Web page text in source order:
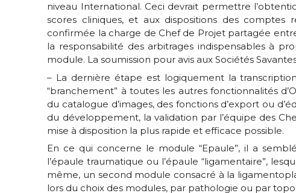
niveau International. Ceci devrait permettre
scores cliniques, et aux dispositions des
confirmée la charge de Chef de Projet partagée
la responsabilité des arbitrages indispensables à
module. La soumission pour avis aux Sociétés
– La dernière étape est logiquement la
“branchement” à toutes les autres fonctionnalités
du catalogue d’images, des fonctions d’export ou
du développement, la validation par l’équipe des
mise à disposition la plus rapide et efficace possible.
En ce qui concerne le module “Epaule”, il a
l’épaule traumatique ou l’épaule “ligamentaire”,
même, un second module consacré à la
lors du choix des modules, par pathologie ou par